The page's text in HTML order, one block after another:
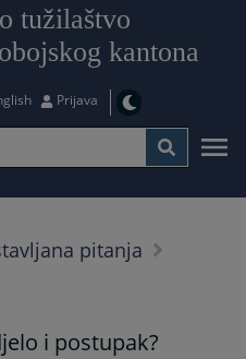
tužilaštvo
kantona
Prijava
pitanja
i postupak?